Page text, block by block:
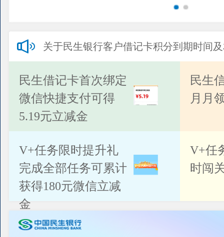
关于民生银行客户借记卡积分到期时间
公告
民生借记卡首次绑定
微信快捷支付可得
5.19元立减金
民生
月月
V+任务限时提升礼
完成全部任务可累计
获得180元微信立减
金
V+任
时闯